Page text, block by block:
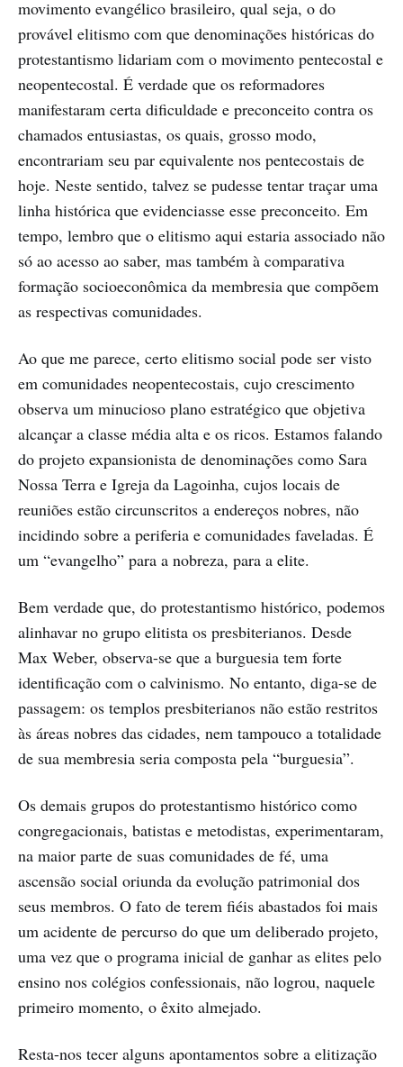
movimento evangélico brasileiro, qual seja, o do
provável elitismo com que denominações históricas do
protestantismo lidariam com o movimento pentecostal e
neopentecostal. É verdade que os reformadores
manifestaram certa dificuldade e preconceito contra os
chamados entusiastas, os quais, grosso modo,
encontrariam seu par equivalente nos pentecostais de
hoje. Neste sentido, talvez se pudesse tentar traçar uma
linha histórica que evidenciasse esse preconceito. Em
tempo, lembro que o elitismo aqui estaria associado não
só ao acesso ao saber, mas também à comparativa
formação socioeconômica da membresia que compõem
as respectivas comunidades.
Ao que me parece, certo elitismo social pode ser visto
em comunidades neopentecostais, cujo crescimento
observa um minucioso plano estratégico que objetiva
alcançar a classe média alta e os ricos. Estamos falando
do projeto expansionista de denominações como Sara
Nossa Terra e Igreja da Lagoinha, cujos locais de
reuniões estão circunscritos a endereços nobres, não
incidindo sobre a periferia e comunidades faveladas. É
um “evangelho” para a nobreza, para a elite.
Bem verdade que, do protestantismo histórico, podemos
alinhavar no grupo elitista os presbiterianos. Desde
Max Weber, observa-se que a burguesia tem forte
identificação com o calvinismo. No entanto, diga-se de
passagem: os templos presbiterianos não estão restritos
às áreas nobres das cidades, nem tampouco a totalidade
de sua membresia seria composta pela “burguesia”.
Os demais grupos do protestantismo histórico como
congregacionais, batistas e metodistas, experimentaram,
na maior parte de suas comunidades de fé, uma
ascensão social oriunda da evolução patrimonial dos
seus membros. O fato de terem fiéis abastados foi mais
um acidente de percurso do que um deliberado projeto,
uma vez que o programa inicial de ganhar as elites pelo
ensino nos colégios confessionais, não logrou, naquele
primeiro momento, o êxito almejado.
Resta-nos tecer alguns apontamentos sobre a elitização